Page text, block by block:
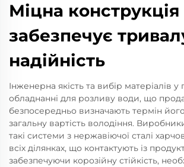
Міцна конструкція
забезпечує
надійність
Інженерна якість та вибір матеріалів
обладнанні для розливу води, що
безпосередньо визначають термін його
загальну вартість володіння.
такі системи з нержавіючої сталі
всіх ділянках, що контактують із
забезпечуючи корозійну стійкість,